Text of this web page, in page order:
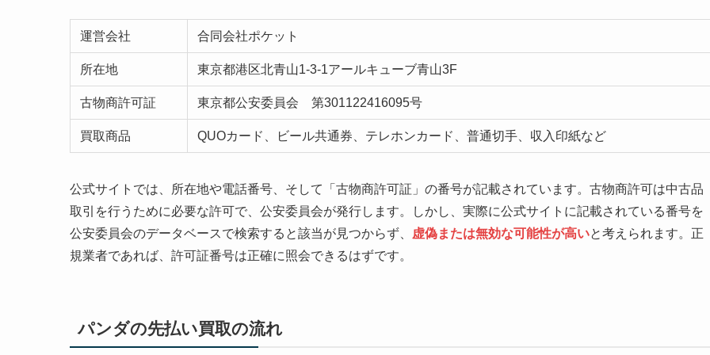
運営会社 合同会社ポケット
所在地 東京都港区北青山1-3-1アールキューブ青山3F
古物商許可証 東京都公安委員会 第301122416095号
買取商品 QUOカード、ビール共通券、テレホンカード、普通切手、収入印紙など
公式サイトでは、所在地や電話番号、そして「古物商許可証」の番号が記載されています。古物商許可は中古品
取引を行うために必要な許可で、公安委員会が発行します。しかし、実際に公式サイトに記載されている番号を
公安委員会のデータベースで検索すると該当が見つからず、 虚偽または無効な可能性が高いと考えられます。正
規業者であれば、許可証番号は正確に照会できるはずです。
パンダの先払い買取の流れ